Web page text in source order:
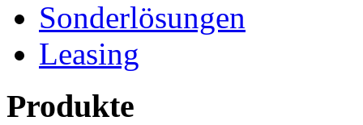
Sonderlösungen
Leasing
Produkte